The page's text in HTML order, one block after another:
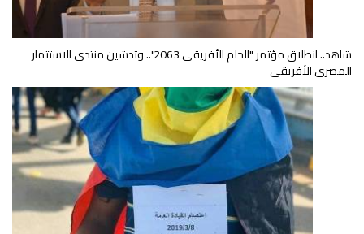
شاهد.. انطلاق مؤتمر "الحلم الأفريقي 2063".. وتدشين منتدى الاستثمار
المصرى الأفريقى